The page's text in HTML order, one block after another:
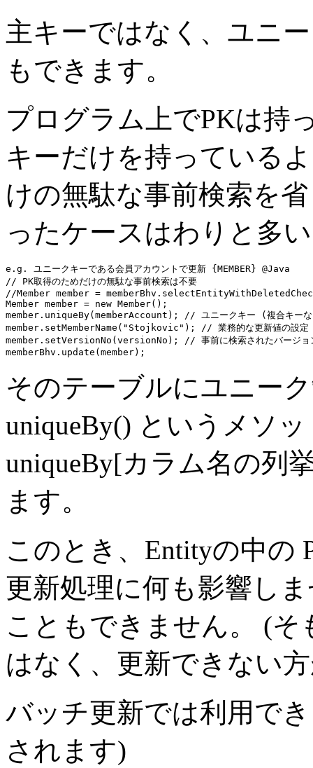
主キーではなく、ユニ
もできます。
プログラム上でPKは持
キーだけを持っている
けの無駄な事前検索を
ったケースはわりと多
e.g. ユニークキーである会員アカウントで更新 {MEMBER} @Java
// PK取得のためだけの無駄な事前検索は不要
//Member member =
Member member = new Member();
member. uniqueBy(memberAccount); // ユニークキー (複合キーな
member.setMemberName( "Stojkovic" ); // 業務的な更新値の設定
member.setVersionNo(versionNo); // 事前に検索されたバージョ
memberBhv
そのテーブルにユニー
uniqueBy() というメソ
uniqueBy[カラム名の列
ます。
このとき、Entityの中の
更新処理に何も影響し
こともできません。 (そ
はなく、更新できない
バッチ更新では利用で
されます)